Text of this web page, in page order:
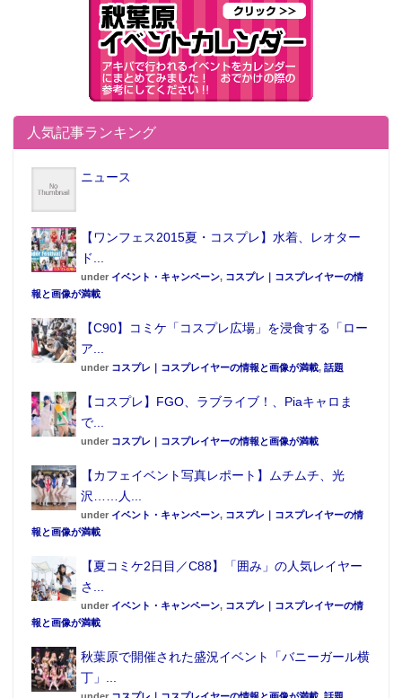
人気記事ランキング
ニュース
【ワンフェス2015夏・コスプレ】水着、レオター
ド...
under イベント・キャンペーン, コスプレ｜コスプレイヤーの情
報と画像が満載
【C90】コミケ「コスプレ広場」を浸食する「ロー
ア...
under コスプレ｜コスプレイヤーの情報と画像が満載, 話題
【コスプレ】FGO、ラブライブ！、Piaキャロま
で...
under コスプレ｜コスプレイヤーの情報と画像が満載
【カフェイベント写真レポート】ムチムチ、光
沢……人...
under イベント・キャンペーン, コスプレ｜コスプレイヤーの情
報と画像が満載
【夏コミケ2日目／C88】「囲み」の人気レイヤー
さ...
under イベント・キャンペーン, コスプレ｜コスプレイヤーの情
報と画像が満載
秋葉原で開催された盛況イベント「バニーガール横
丁」...